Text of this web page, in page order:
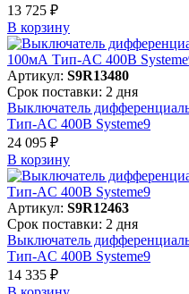
13 725 ₽
В корзинy
Артикул: S9R13480
Срок поставки: 2 дня
Выключатель
Тип-AC 400В Systeme9
24 095 ₽
В корзинy
Артикул: S9R12463
Срок поставки: 2 дня
Выключатель
Тип-AC 400В Systeme9
14 335 ₽